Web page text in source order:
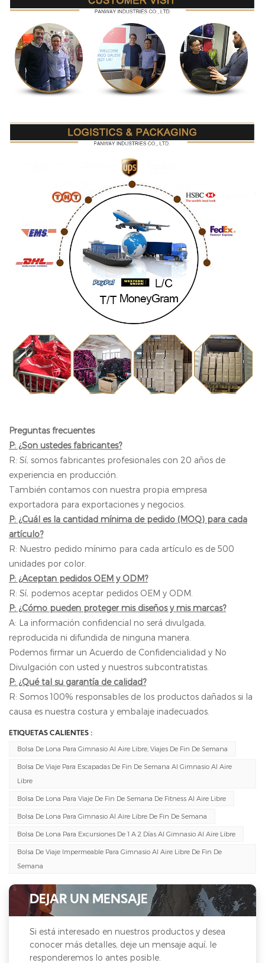
Preguntas frecuentes
P: ¿Son ustedes fabricantes?
R: Sí, somos fabricantes profesionales con 20 años de
experiencia en producción.
También contamos con nuestra propia empresa
exportadora para exportaciones y negocios.
P: ¿Cuál es la cantidad mínima de pedido (MOQ) para cada
artículo?
R: Nuestro pedido mínimo para cada artículo es de 500
unidades por color.
P: ¿Aceptan pedidos OEM y ODM?
R: Sí, podemos aceptar pedidos OEM y ODM.
P: ¿Cómo pueden proteger mis diseños y mis marcas?
A: La información confidencial no será divulgada,
reproducida ni difundida de ninguna manera.
Podemos firmar un Acuerdo de Confidencialidad y No
Divulgación con usted y nuestros subcontratistas.
P: ¿Qué tal su garantía de calidad?
R: Somos 100% responsables de los productos dañados si la
causa es nuestra costura y embalaje inadecuados.
ETIQUETAS CALIENTES :
Bolsa De Lona Para Gimnasio Al Aire Libre, Viajes De Fin De Semana
Bolsa De Viaje Para Escapadas De Fin De Semana Al Gimnasio Al Aire
Libre
Bolsa De Lona Para Viaje De Fin De Semana De Fitness Al Aire Libre
Bolsa De Lona Para Gimnasio Al Aire Libre De Fin De Semana
Bolsa De Lona Para Excursiones De 1 A 2 Días Al Gimnasio Al Aire Libre
Bolsa De Viaje Impermeable Para Gimnasio Al Aire Libre De Fin De
Semana
DEJAR UN MENSAJE
Si está interesado en nuestros productos y desea
conocer más detalles, deje un mensaje aquí, le
responderemos lo antes posible.